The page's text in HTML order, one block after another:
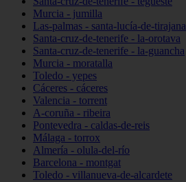
Murcia - jumilla
Las-palmas - santa-lucía-de-tirajana
Santa-cruz-de-tenerife - la-orotava
Santa-cruz-de-tenerife - la-guancha
Murcia - moratalla
Toledo - yepes
Cáceres - cáceres
Valencia - torrent
A-coruña - ribeira
Pontevedra - caldas-de-reis
Málaga - torrox
Almería - olula-del-río
Barcelona - montgat
Toledo - villanueva-de-alcardete